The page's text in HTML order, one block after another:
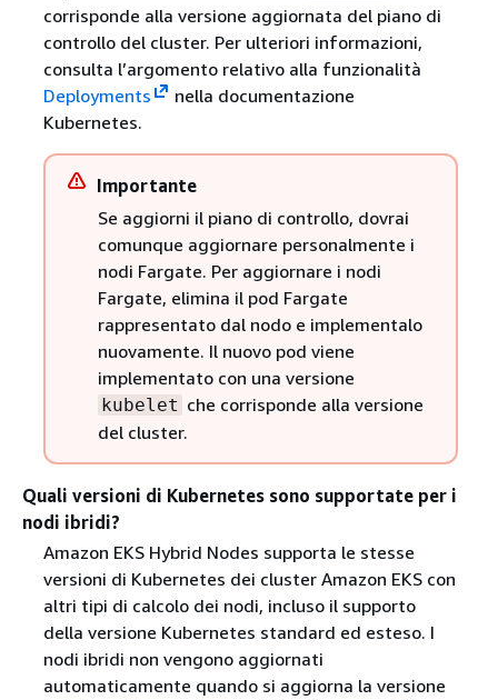
corrisponde alla versione aggiornata del piano di
controllo del cluster. Per ulteriori informazioni,
consulta l’argomento relativo alla funzionalità
Deployments
nella documentazione
Kubernetes.
Importante
Se aggiorni il piano di controllo, dovrai
comunque aggiornare personalmente i
nodi Fargate. Per aggiornare i nodi
Fargate, elimina il pod Fargate
rappresentato dal nodo e implementalo
nuovamente. Il nuovo pod viene
implementato con una versione
kubelet che corrisponde alla versione
del cluster.
Quali versioni di Kubernetes sono supportate per i
nodi ibridi?
Amazon EKS Hybrid Nodes supporta le stesse
versioni di Kubernetes dei cluster Amazon EKS con
altri tipi di calcolo dei nodi, incluso il supporto
della versione Kubernetes standard ed esteso. I
nodi ibridi non vengono aggiornati
automaticamente quando si aggiorna la versione